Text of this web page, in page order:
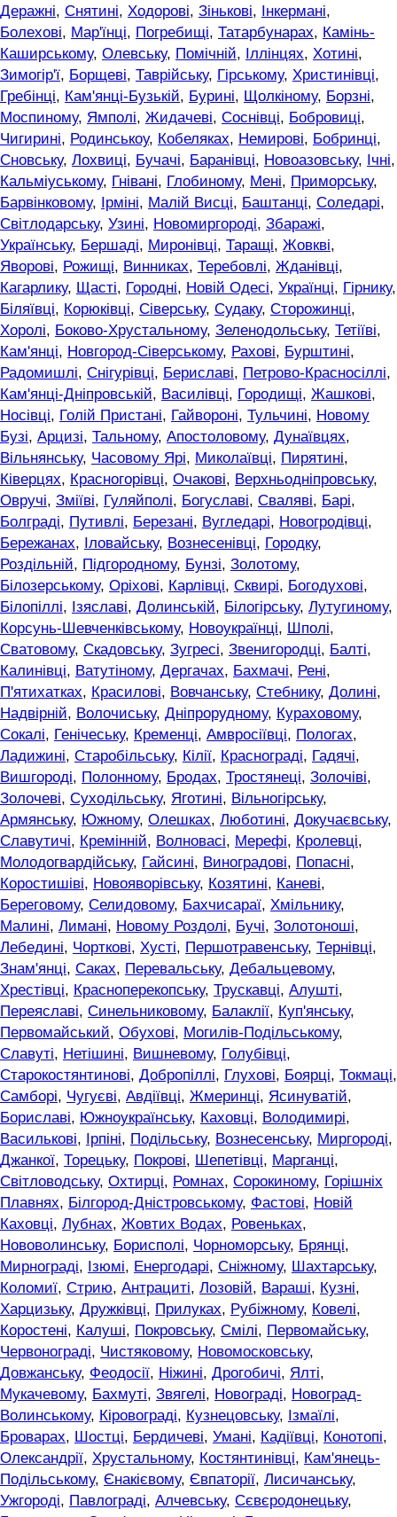
Деражні, Снятині, Ходорові, Зінькові, Інкермані,
Болехові, Мар'їнці, Погребищі, Татарбунарах, Камінь-
Каширському, Олевську, Помічній, Іллінцях, Хотині,
Зимогір'ї, Борщеві, Таврійську, Гірському, Христинівці,
Гребінці, Кам'янці-Бузькій, Бурині, Щолкіному, Борзні,
Моспиному, Ямполі, Жидачеві, Соснівці, Бобровиці,
Чигирині, Родинськоу, Кобеляках, Немирові, Бобринці,
Сновську, Лохвиці, Бучачі, Баранівці, Новоазовську, Ічні,
Кальміуському, Гнівані, Глобиному, Мені, Приморську,
Барвінковому, Ірміні, Малій Висці, Баштанці, Соледарі,
Світлодарську, Узині, Новомиргороді, Збаражі,
Українську, Бершаді, Миронівці, Таращі, Жовкві,
Яворові, Рожищі, Винниках, Теребовлі, Жданівці,
Кагарлику, Щасті, Городні, Новій Одесі, Українці, Гірнику,
Біляївці, Корюківці, Сіверську, Судаку, Сторожинці,
Хоролі, Боково-Хрустальному, Зеленодольську, Тетіїві,
Кам'янці, Новгород-Сіверському, Рахові, Бурштині,
Радомишлі, Снігурівці, Бериславі, Петрово-Красносіллі,
Кам'янці-Дніпровській, Василівці, Городищі, Жашкові,
Носівці, Голій Пристані, Гайвороні, Тульчині, Новому
Бузі, Арцизі, Тальному, Апостоловому, Дунаївцях,
Вільнянську, Часовому Ярі, Миколаївці, Пирятині,
Ківерцях, Красногорівці, Очакові, Верхньодніпровську,
Овручі, Зміїві, Гуляйполі, Богуславі, Сваляві, Барі,
Болграді, Путивлі, Березані, Вугледарі, Новогродівці,
Бережанах, Іловайську, Вознесенівці, Городку,
Роздільній, Підгородному, Бунзі, Золотому,
Білозерському, Оріхові, Карлівці, Сквирі, Богодухові,
Білопіллі, Ізяславі, Долинській, Білогірську, Лутугиному,
Корсунь-Шевченківському, Новоукраїнці, Шполі,
Сватовому, Скадовську, Зугресі, Звенигородці, Балті,
Калинівці, Ватутіному, Дергачах, Бахмачі, Рені,
П'ятихатках, Красилові, Вовчанську, Стебнику, Долині,
Надвірній, Волочиську, Дніпрорудному, Кураховому,
Сокалі, Генічеську, Кременці, Амвросіївці, Пологах,
Ладижині, Старобільську, Кілії, Краснограді, Гадячі,
Вишгороді, Полонному, Бродах, Тростянеці, Золочіві,
Золочеві, Суходільську, Яготині, Вільногірську,
Армянську, Южному, Олешках, Люботині, Докучаєвську,
Славутичі, Кремінній, Волновасі, Мерефі, Кролевці,
Молодогвардійську, Гайсині, Виноградові, Попасні,
Коростишіві, Новояворівську, Козятині, Каневі,
Береговому, Селидовому, Бахчисараї, Хмільнику,
Малині, Лимані, Новому Роздолі, Бучі, Золотоноші,
Лебедині, Чорткові, Хусті, Першотравенську, Тернівці,
Знам'янці, Саках, Перевальську, Дебальцевому,
Хрестівці, Красноперекопську, Трускавці, Алушті,
Переяславі, Синельниковому, Балаклії, Куп'янську,
Первомайський, Обухові, Могилів-Подільському,
Славуті, Нетішині, Вишневому, Голубівці,
Старокостянтинові, Добропіллі, Глухові, Боярці, Токмаці,
Самборі, Чугуєві, Авдіївці, Жмеринці, Ясинуватій,
Бориславі, Южноукраїнську, Каховці, Володимирі,
Василькові, Ірпіні, Подільську, Вознесенську, Миргороді,
Джанкої, Торецьку, Покрові, Шепетівці, Марганці,
Світловодську, Охтирці, Ромнах, Сорокиному, Горішніх
Плавнях, Білгород-Дністровському, Фастові, Новій
Каховці, Лубнах, Жовтих Водах, Ровеньках,
Нововолинську, Борисполі, Чорноморську, Брянці,
Мирнограді, Ізюмі, Енергодарі, Сніжному, Шахтарську,
Коломиї, Стрию, Антрациті, Лозовій, Вараші, Кузні,
Харцизьку, Дружківці, Прилуках, Рубіжному, Ковелі,
Коростені, Калуші, Покровську, Смілі, Первомайську,
Червонограді, Чистяковому, Новомосковську,
Довжанську, Феодосії, Ніжині, Дрогобичі, Ялті,
Мукачевому, Бахмуті, Звягелі, Новограді, Новоград-
Волинському, Кіровограді, Кузнецовську, Ізмаїлі,
Броварах, Шостці, Бердичеві, Умані, Кадіївці, Конотопі,
Олександрії, Хрустальному, Костянтинівці, Кам'янець-
Подільському, Єнакієвому, Євпаторії, Лисичанську,
Ужгороді, Павлограді, Алчевську, Сєвєродонецьку,